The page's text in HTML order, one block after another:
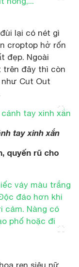
lại có nét gì
croptop hở rốn
đẹp. Ngoài
trên đây thì còn
Cut Out
tay xinh xắn
quyến rũ cho
ren siêu nữ